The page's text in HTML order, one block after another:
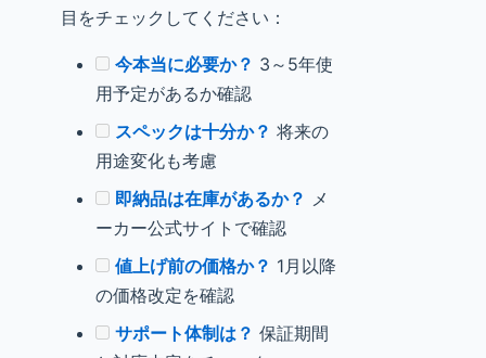
目をチェックしてください：
今本当に必要か？ 3～5年使
用予定があるか確認
スペックは十分か？ 将来の
用途変化も考慮
即納品は在庫があるか？ メ
ーカー公式サイトで確認
値上げ前の価格か？ 1月以降
の価格改定を確認
サポート体制は？ 保証期間